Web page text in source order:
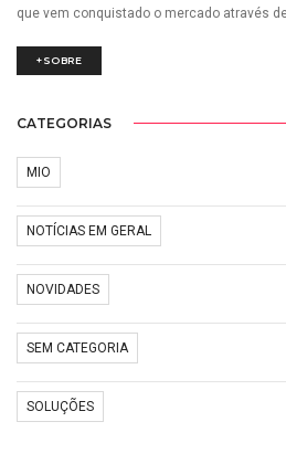
que vem conquistado o mercado através
+SOBRE
CATEGORIAS
MIO
NOTÍCIAS EM GERAL
NOVIDADES
SEM CATEGORIA
SOLUÇÕES